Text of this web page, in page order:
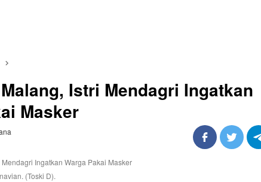
Istri Mendagri Ingatkan
Masker
(Toski D).